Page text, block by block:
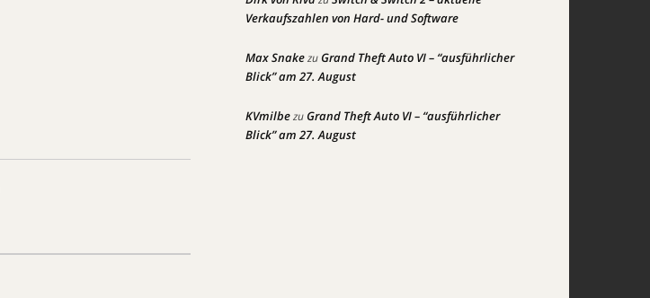
Verkaufszahlen von Hard- und Software
Max SnakezuGrand Theft Auto VI – “ausführlicher
Blick” am 27. August
KVmilbezuGrand Theft Auto VI – “ausführlicher
Blick” am 27. August